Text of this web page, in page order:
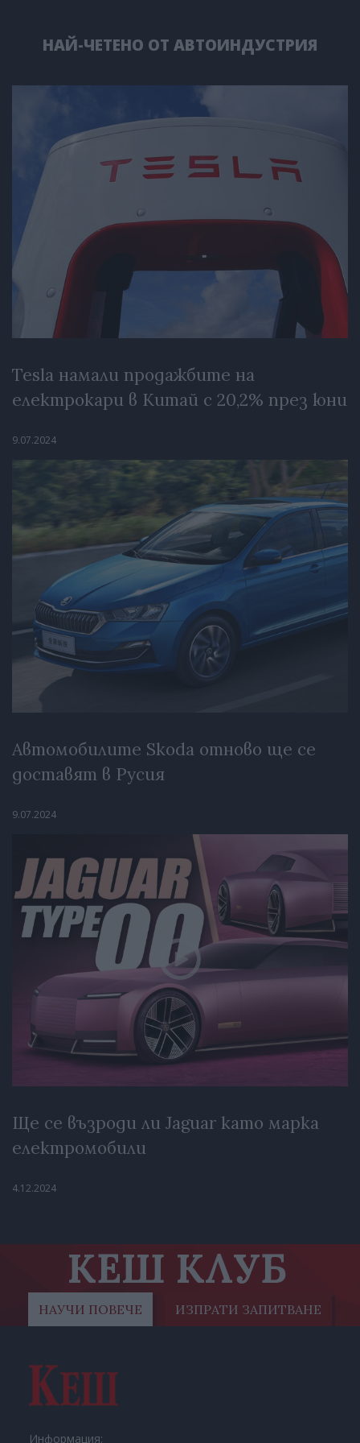
НАЙ-ЧЕТЕНО ОТ АВТОИНДУСТРИЯ
Tesla намали продажбите на
електрокари в Китай с 20,2% през юни
9.07.2024
Автомобилите Skoda отново ще се
доставят в Русия
9.07.2024
Ще се възроди ли Jaguar като марка
електромобили
4.12.2024
КЕШ КЛУБ
НАУЧИ ПОВЕЧЕ ИЗПРАТИ ЗАПИТВАНЕ
Информация: